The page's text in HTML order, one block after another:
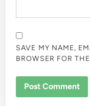
SAVE MY NAME,
BROWSER FOR